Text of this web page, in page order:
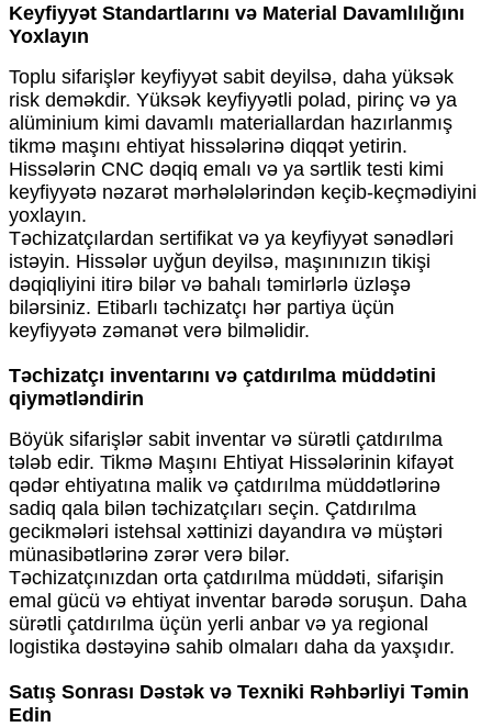
Keyfiyyət Standartlarını və Material Davamlılığını
Yoxlayın
Toplu sifarişlər keyfiyyət sabit deyilsə, daha yüksək
risk deməkdir. Yüksək keyfiyyətli polad, pirinç və ya
alüminium kimi davamlı materiallardan hazırlanmış
tikmə maşını ehtiyat hissələrinə diqqət yetirin.
Hissələrin CNC dəqiq emalı və ya sərtlik testi kimi
keyfiyyətə nəzarət mərhələlərindən keçib-keçmədiyini
yoxlayın.
Təchizatçılardan sertifikat və ya keyfiyyət sənədləri
istəyin. Hissələr uyğun deyilsə, maşınınızın tikişi
dəqiqliyini itirə bilər və bahalı təmirlərlə üzləşə
bilərsiniz. Etibarlı təchizatçı hər partiya üçün
keyfiyyətə zəmanət verə bilməlidir.
Təchizatçı inventarını və çatdırılma müddətini
qiymətləndirin
Böyük sifarişlər sabit inventar və sürətli çatdırılma
tələb edir. Tikmə Maşını Ehtiyat Hissələrinin kifayət
qədər ehtiyatına malik və çatdırılma müddətlərinə
sadiq qala bilən təchizatçıları seçin. Çatdırılma
gecikmələri istehsal xəttinizi dayandıra və müştəri
münasibətlərinə zərər verə bilər.
Təchizatçınızdan orta çatdırılma müddəti, sifarişin
emal gücü və ehtiyat inventar barədə soruşun. Daha
sürətli çatdırılma üçün yerli anbar və ya regional
logistika dəstəyinə sahib olmaları daha da yaxşıdır.
Satış Sonrası Dəstək və Texniki Rəhbərliyi Təmin
Edin